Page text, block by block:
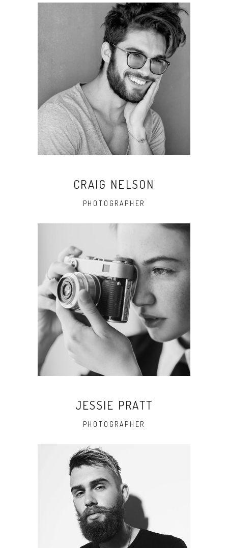
CRAIG NELSON
PHOTOGRAPHER
JESSIE PRATT
PHOTOGRAPHER